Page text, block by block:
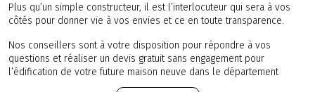
Plus qu’un simple constructeur, il est l’interlocuteur qui sera à vos
côtés pour donner vie à vos envies et ce en toute transparence.
Nos conseillers sont à votre disposition pour répondre à vos
questions et réaliser un devis gratuit sans engagement pour
l’édification de votre future maison neuve dans le département